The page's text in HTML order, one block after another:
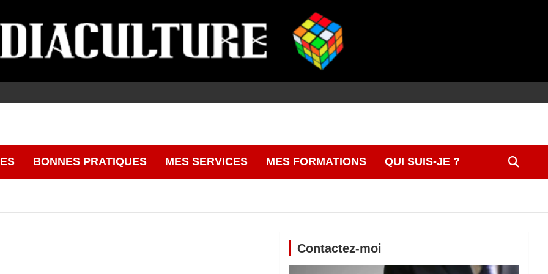
BONNES PRATIQUES MES SERVICES MES FORMATIONS QUI SUIS-JE ?
Contactez-moi